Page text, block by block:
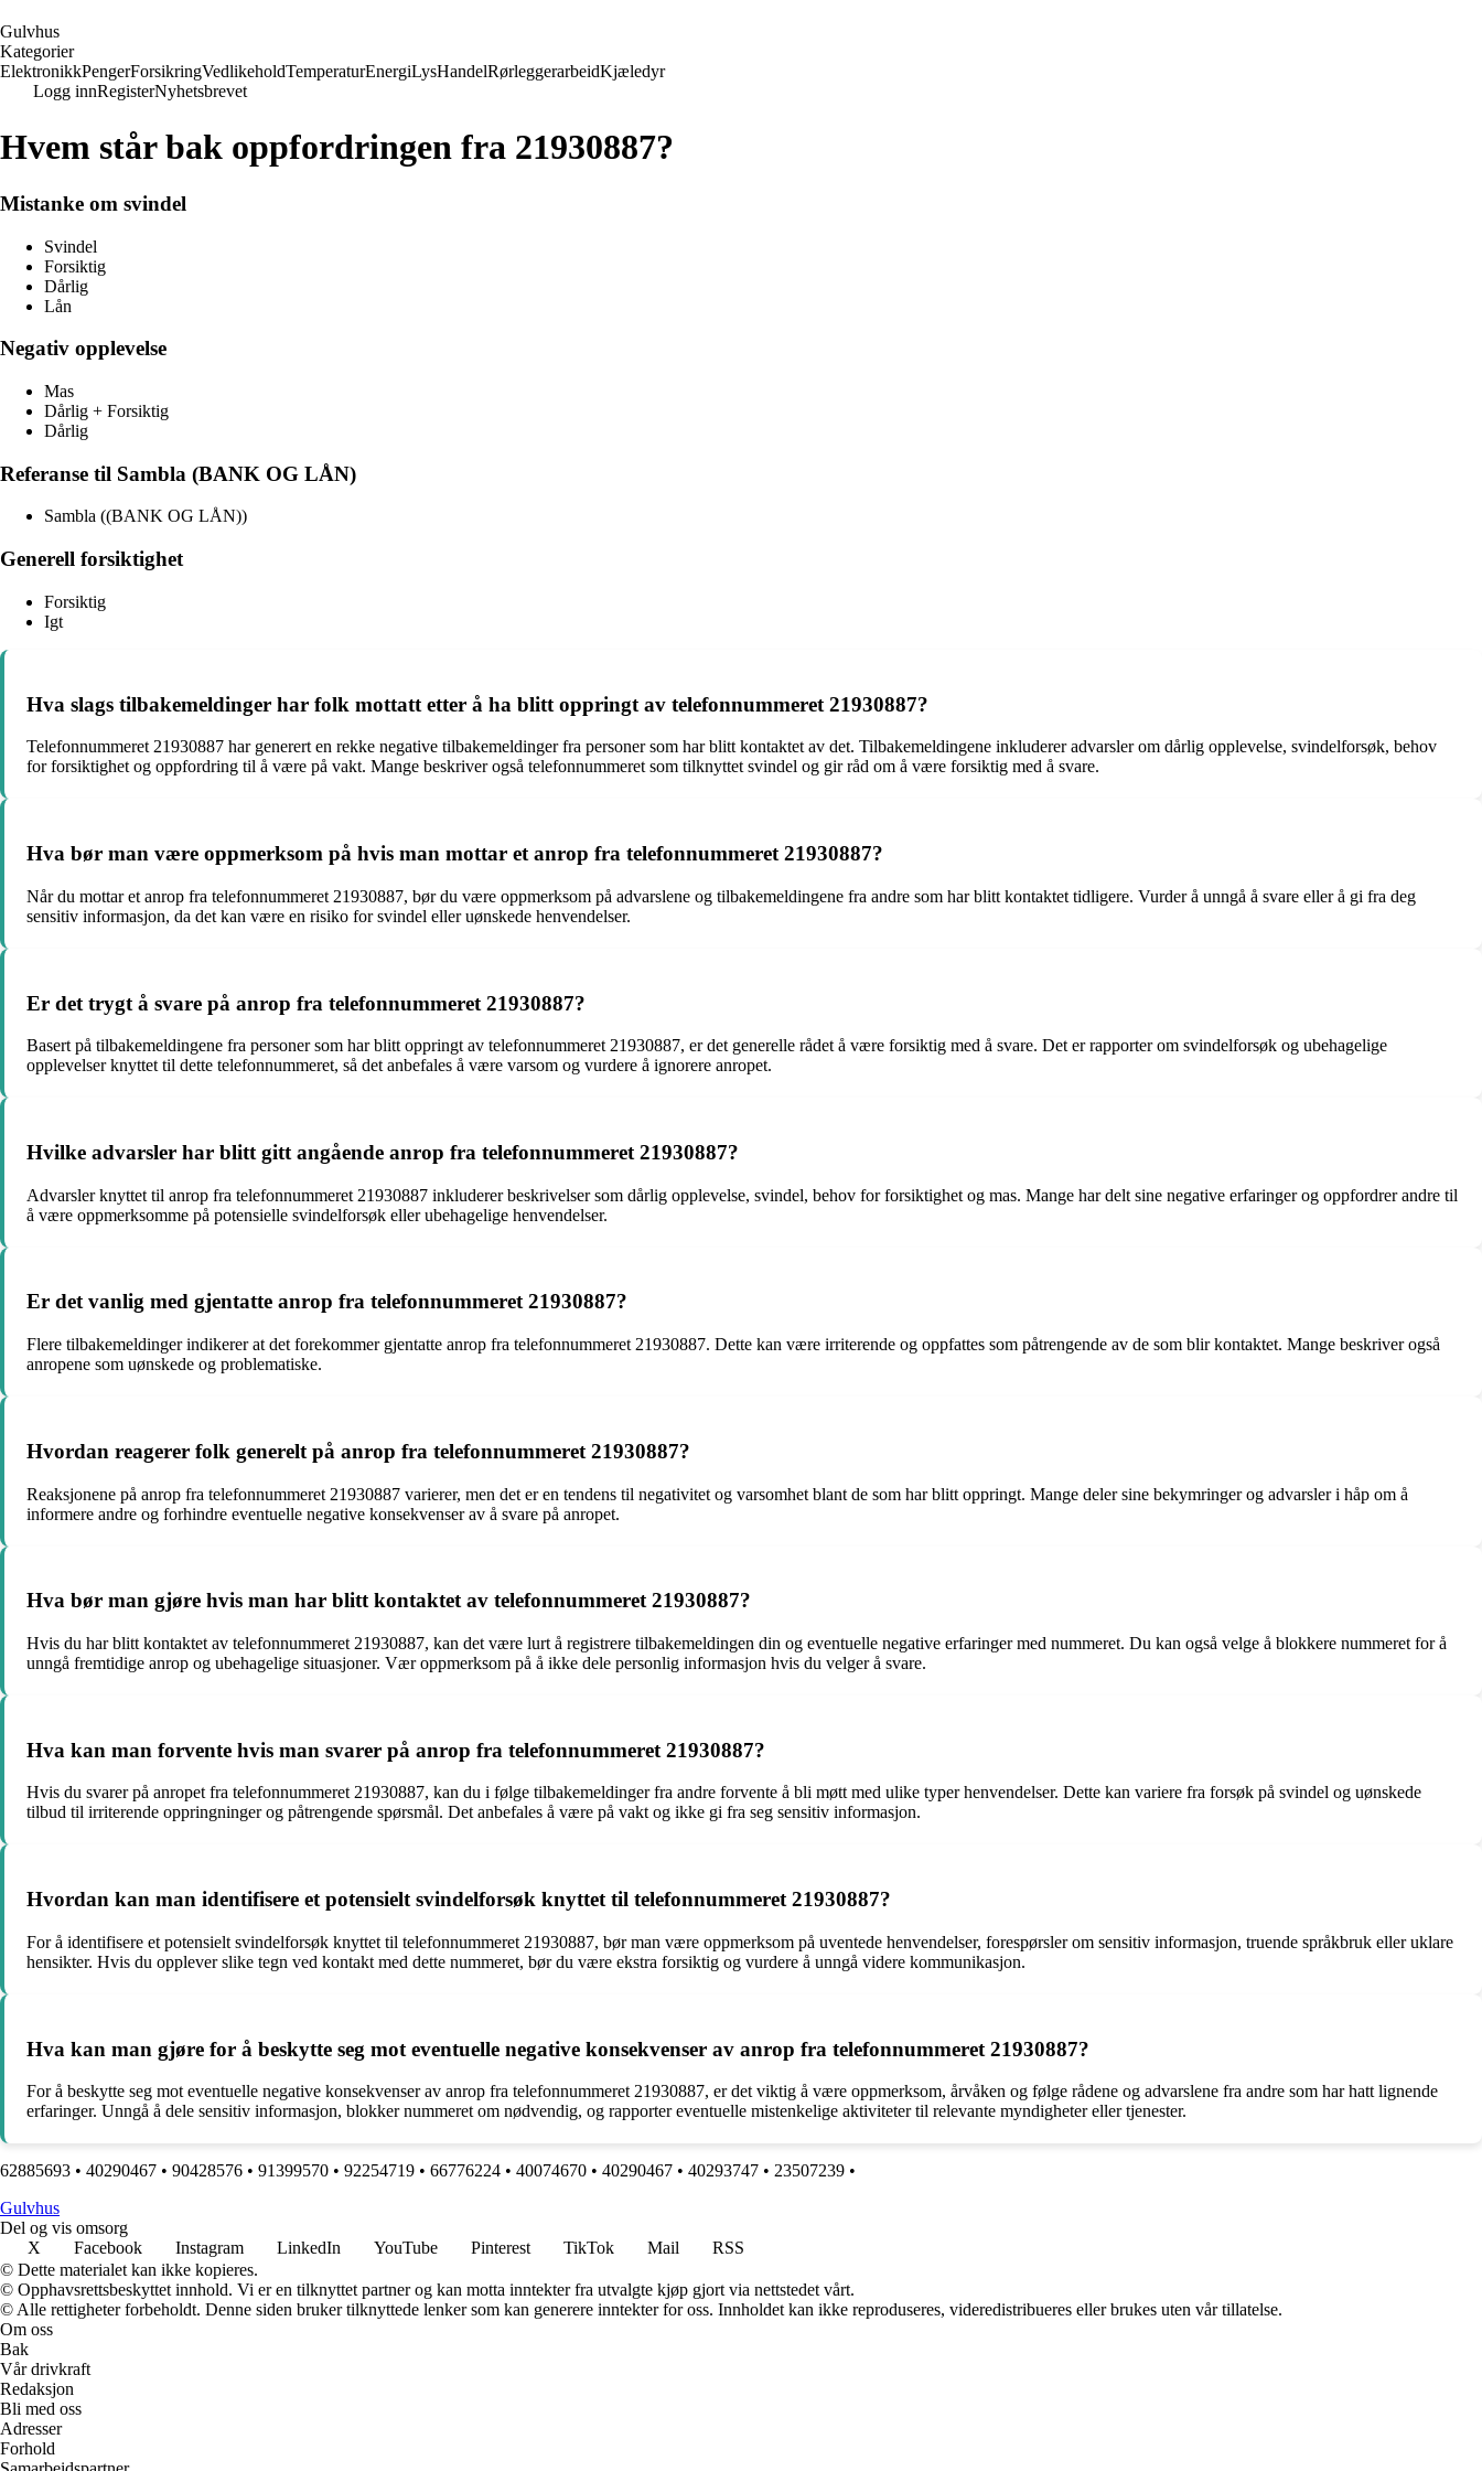
Gulvhus
Kategorier
ElektronikkPengerForsikringVedlikeholdTemperaturEnergiLysHandelRørleggerarbeidKjæledyr
Logg innRegisterNyhetsbrevet
Hvem står bak oppfordringen fra 21930887?
Mistanke om svindel
Svindel
Forsiktig
Dårlig
Lån
Negativ opplevelse
Mas
Dårlig + Forsiktig
Dårlig
Referanse til Sambla (BANK OG LÅN)
Sambla ((BANK OG LÅN))
Generell forsiktighet
Forsiktig
Igt
Hva slags tilbakemeldinger har folk mottatt etter å ha blitt oppringt av telefonnummeret 21930887?
Telefonnummeret 21930887 har generert en rekke negative tilbakemeldinger fra personer som har blitt kontaktet av det. Tilbakemeldingene inkluderer advarsler om dårlig opplevelse, svindelforsøk, behov
for forsiktighet og oppfordring til å være på vakt. Mange beskriver også telefonnummeret som tilknyttet svindel og gir råd om å være forsiktig med å svare.
Hva bør man være oppmerksom på hvis man mottar et anrop fra telefonnummeret 21930887?
Når du mottar et anrop fra telefonnummeret 21930887, bør du være oppmerksom på advarslene og tilbakemeldingene fra andre som har blitt kontaktet tidligere. Vurder å unngå å svare eller å gi fra deg
sensitiv informasjon, da det kan være en risiko for svindel eller uønskede henvendelser.
Er det trygt å svare på anrop fra telefonnummeret 21930887?
Basert på tilbakemeldingene fra personer som har blitt oppringt av telefonnummeret 21930887, er det generelle rådet å være forsiktig med å svare. Det er rapporter om svindelforsøk og ubehagelige
opplevelser knyttet til dette telefonnummeret, så det anbefales å være varsom og vurdere å ignorere anropet.
Hvilke advarsler har blitt gitt angående anrop fra telefonnummeret 21930887?
Advarsler knyttet til anrop fra telefonnummeret 21930887 inkluderer beskrivelser som dårlig opplevelse, svindel, behov for forsiktighet og mas. Mange har delt sine negative erfaringer og oppfordrer andre til
å være oppmerksomme på potensielle svindelforsøk eller ubehagelige henvendelser.
Er det vanlig med gjentatte anrop fra telefonnummeret 21930887?
Flere tilbakemeldinger indikerer at det forekommer gjentatte anrop fra telefonnummeret 21930887. Dette kan være irriterende og oppfattes som påtrengende av de som blir kontaktet. Mange beskriver også
anropene som uønskede og problematiske.
Hvordan reagerer folk generelt på anrop fra telefonnummeret 21930887?
Reaksjonene på anrop fra telefonnummeret 21930887 varierer, men det er en tendens til negativitet og varsomhet blant de som har blitt oppringt. Mange deler sine bekymringer og advarsler i håp om å
informere andre og forhindre eventuelle negative konsekvenser av å svare på anropet.
Hva bør man gjøre hvis man har blitt kontaktet av telefonnummeret 21930887?
Hvis du har blitt kontaktet av telefonnummeret 21930887, kan det være lurt å registrere tilbakemeldingen din og eventuelle negative erfaringer med nummeret. Du kan også velge å blokkere nummeret for å
unngå fremtidige anrop og ubehagelige situasjoner. Vær oppmerksom på å ikke dele personlig informasjon hvis du velger å svare.
Hva kan man forvente hvis man svarer på anrop fra telefonnummeret 21930887?
Hvis du svarer på anropet fra telefonnummeret 21930887, kan du i følge tilbakemeldinger fra andre forvente å bli møtt med ulike typer henvendelser. Dette kan variere fra forsøk på svindel og uønskede
tilbud til irriterende oppringninger og påtrengende spørsmål. Det anbefales å være på vakt og ikke gi fra seg sensitiv informasjon.
Hvordan kan man identifisere et potensielt svindelforsøk knyttet til telefonnummeret 21930887?
For å identifisere et potensielt svindelforsøk knyttet til telefonnummeret 21930887, bør man være oppmerksom på uventede henvendelser, forespørsler om sensitiv informasjon, truende språkbruk eller uklare
hensikter. Hvis du opplever slike tegn ved kontakt med dette nummeret, bør du være ekstra forsiktig og vurdere å unngå videre kommunikasjon.
Hva kan man gjøre for å beskytte seg mot eventuelle negative konsekvenser av anrop fra telefonnummeret 21930887?
For å beskytte seg mot eventuelle negative konsekvenser av anrop fra telefonnummeret 21930887, er det viktig å være oppmerksom, årvåken og følge rådene og advarslene fra andre som har hatt lignende
erfaringer. Unngå å dele sensitiv informasjon, blokker nummeret om nødvendig, og rapporter eventuelle mistenkelige aktiviteter til relevante myndigheter eller tjenester.
62885693 • 40290467 • 90428576 • 91399570 • 92254719 • 66776224 • 40074670 • 40290467 • 40293747 • 23507239 •
Gulvhus
Del og vis omsorg
X
Facebook Instagram LinkedIn YouTube Pinterest TikTok Mail
RSS
© Dette materialet kan ikke kopieres.
© Opphavsrettsbeskyttet innhold. Vi er en tilknyttet partner og kan motta inntekter fra utvalgte kjøp gjort via nettstedet vårt.
© Alle rettigheter forbeholdt. Denne siden bruker tilknyttede lenker som kan generere inntekter for oss. Innholdet kan ikke reproduseres, videredistribueres eller brukes uten vår tillatelse.
Om oss
Bak
Vår drivkraft
Redaksjon
Bli med oss
Adresser
Forhold